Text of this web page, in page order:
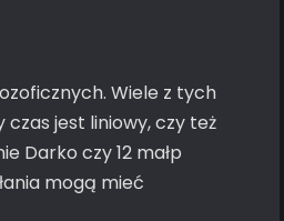
Wiele z tych
czas jest liniowy, czy też
Darko czy 12 małp
mogą mieć